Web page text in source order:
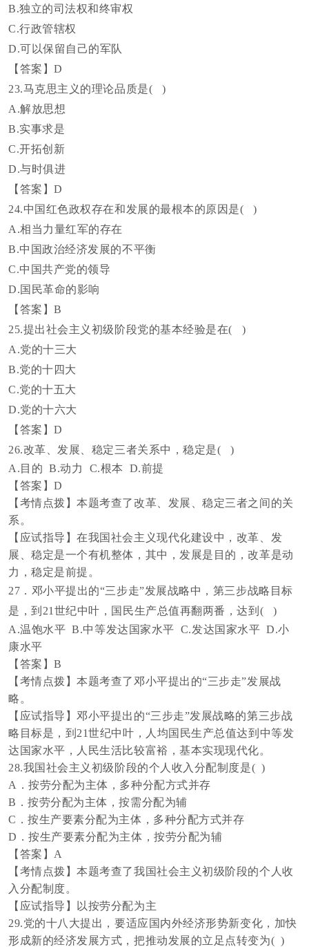
B.独立的司法权和终审权
C.行政管辖权
D.可以保留自己的军队
【答案】D
23.马克思主义的理论品质是( )
A.解放思想
B.实事求是
C.开拓创新
D.与时俱进
【答案】D
24.中国红色政权存在和发展的最根本的原因是( )
A.相当力量红军的存在
B.中国政治经济发展的不平衡
C.中国共产党的领导
D.国民革命的影响
【答案】B
25.提出社会主义初级阶段党的基本经验是在( )
A.党的十三大
B.党的十四大
C.党的十五大
D.党的十六大
【答案】D
26.改革、发展、稳定三者关系中，稳定是( )
A.目的B.动力 C.根本 D.前提
【答案】D
【考情点拨】本题考查了改革、发展、稳定三者之间的关
系。
【应试指导】在我国社会主义现代化建设中，改革、发
展、稳定是一个有机整体，其中，发展是目的，改革是动
力，稳定是前提。
27．邓小平提出的“三步走”发展战略中，第三步战略目标
是，到21世纪中叶，国民生产总值再翻两番，达到 ( )
A.温饱水平B.中等发达国家水平 C.发达国家水平D.小
康水平
【答案】B
【考情点拨】本题考查了邓小平提出的“三步走”发展战
略。
【应试指导】邓小平提出的“三步走”发展战略的第三步战
略目标是，到21世纪中叶，人均国民生产总值达到中等发
达国家水平，人民生活比较富裕，基本实现现代化。
28.我国社会主义初级阶段的个人收入分配制度是( )
A．按劳分配为主体，多种分配方式并存
B．按劳分配为主体，按需分配为辅
C．按生产要素分配为主体，多种分配方式并存
D．按生产要素分配为主体，按劳分配为辅
【答案】 A
【考情点拨】本题考查了我国社会主义初级阶段的个人收
入分配制度。
【应试指导】以按劳分配为主
29.党的十八大提出，要适应国内外经济形势新变化，加快
形成新的经济发展方式，把推动发展的立足点转变为( )